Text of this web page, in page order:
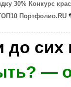
30% Конкурс
Портфолио.RU
сих
—